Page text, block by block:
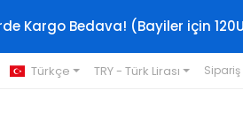
Kargo Bedava! (Bayiler için
Türkçe TRY - Türk Lirası